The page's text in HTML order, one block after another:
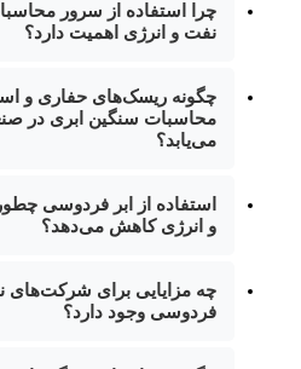
چرا استفاده از سرور
نفت و انرژی اهمیت دارد؟
چگونه ریسک‌های حفاری و
محاسبات سنگین ابری در
می‌یابد؟
استفاده از ابر فردوسی
و انرژی کاهش می‌دهد؟
چه مزایایی برای شرکت‌های
فردوسی وجود دارد؟